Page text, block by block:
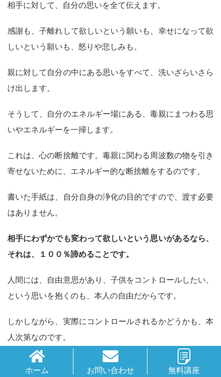
相手に対して、自分の思いを全て伝えます。
感謝も、子離れして欲しいという願いも、幸せになって欲
しいという願いも、怒りや悲しみも。
親に対して自分の中にある思いをすべて、洗いざらいさら
け出します。
そうして、自分のエネルギー場にある、毒親にまつわる思
いやエネルギーを一掃します。
これは、心の断捨離です。毒親に関わる周波数の物を引き
寄せないために、エネルギー的な断捨離をするのです。
書いた手紙は、自分自身の浄化の目的ですので、渡す必要
はありません。
相手にわずかでも変わって欲しいという思いがあるなら、
それは、１００％諦めることです。
人間には、自由意思があり、子供をコントロールしたい、
という思いを抱くのも、本人の自由だからです。
しかしながら、実際にコントロールされるかどうかも、本
人次第なのです。
ホーム お問い合わせ 無料講座